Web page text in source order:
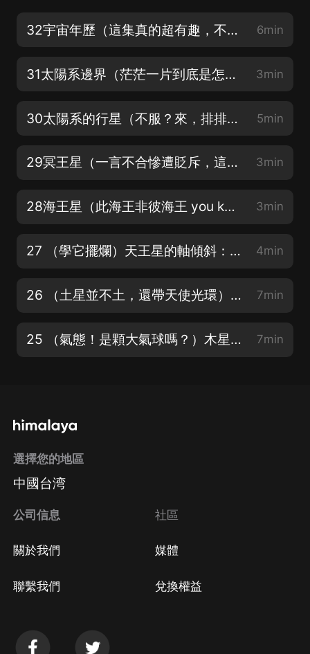
32宇宙年歷（這集真的超有趣，不信你聽聽看）（完） 6min
31太陽系邊界（茫茫一片到底是怎麼區分的邊界呢？ 3min
30太陽系的行星（不服？來，排排站比比） 5min
29冥王星（一言不合慘遭貶斥，這命啊還有誰） 3min
28海王星（此海王非彼海王 you know？) 3min
27 （學它擺爛）天王星的軸傾斜：一個躺在軌道上的行星 4min
26 （土星並不土，還帶天使光環）土星的環：自帶天使的光環 7min
25 （氣態！是顆大氣球嗎？）木星的巨大磁場：氣態巨行星的隱藏力量 7min
選擇您的地區
中國台湾
公司信息
關於我們
聯繫我們
社區
媒體
兌換權益